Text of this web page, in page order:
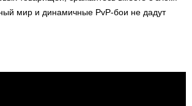
мир и динамичные PvP-бои не дадут